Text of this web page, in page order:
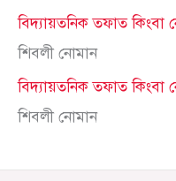
বিদ্যায়তনিক তফাত কিংবা
শিবলী নোমান
বিদ্যায়তনিক তফাত কিংবা
শিবলী নোমান